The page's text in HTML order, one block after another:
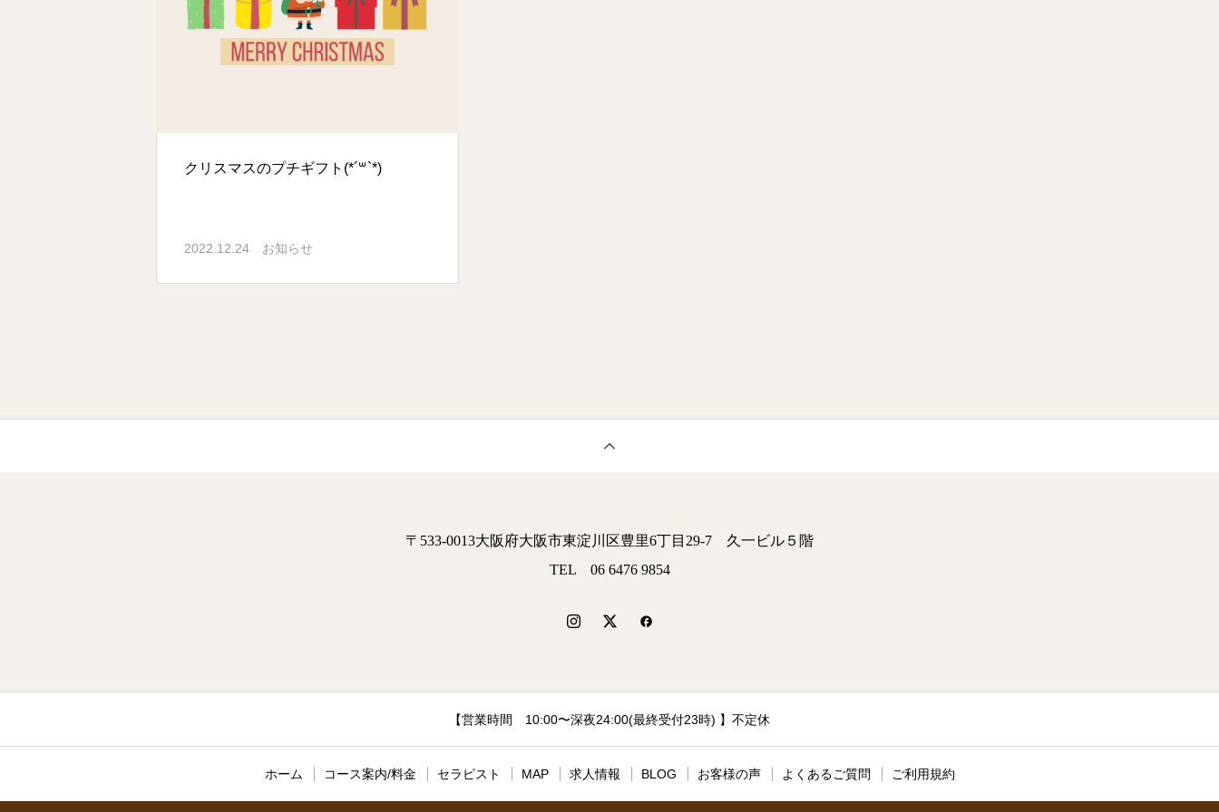
クリスマスのプチギフト(*´꒳`*)
2022.12.24 お知らせ
〒533-0013大阪府大阪市東淀川区豊里6丁目29-7 久一ビル５階
TEL 06 6476 9854
【営業時間 10:00〜深夜24:00(最終受付23時) 】不定休
ホーム コース案内/料金 セラピスト MAP 求人情報 BLOG お客様の声 よくあるご質問 ご利用規約